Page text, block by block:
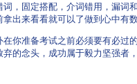
，固定搭配，介词错用，漏词
出来看看就可以了做到心中有
准备考试之前必须要有必过
的念头，成功属于毅力坚强者